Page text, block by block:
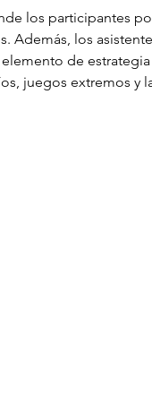
los participantes
Además, los
de estrategia
juegos extremos y